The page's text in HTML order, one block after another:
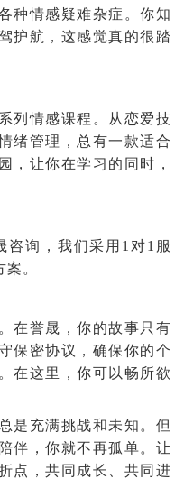
种情感疑难杂症。你知
护航，这感觉真的很踏
情感课程。从恋爱技
绪管理，总有一款适合
，让你在学习的同时，
询，我们采用1对1服
。
誉晟，你的故事只有
保密协议，确保你的个
在这里，你可以畅所欲
充满挑战和未知。但
伴，你就不再孤单。让
点，共同成长、共同进